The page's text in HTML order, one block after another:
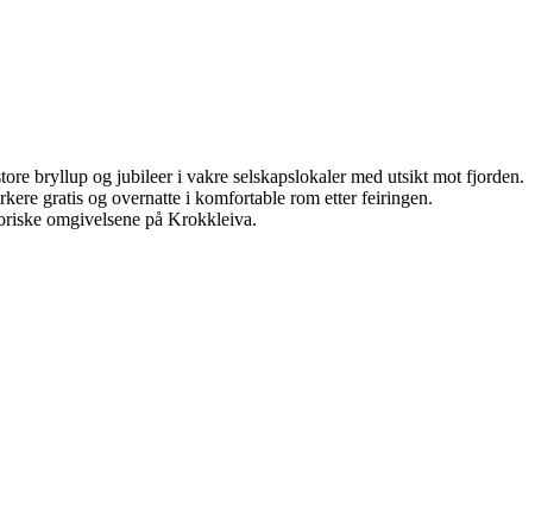
bryllup og jubileer i vakre selskapslokaler med utsikt mot fjorden.
gratis og overnatte i komfortable rom etter feiringen.
omgivelsene på Krokkleiva.